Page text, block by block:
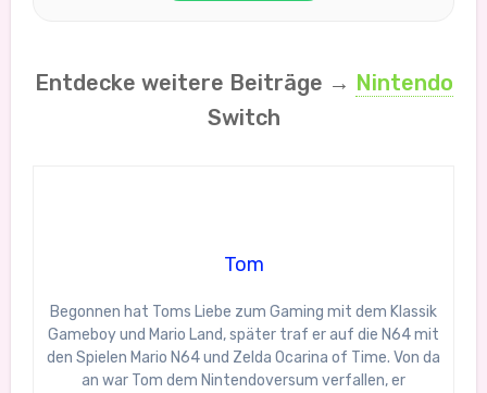
Entdecke weitere Beiträge → Nintendo
Switch
Tom
Begonnen hat Toms Liebe zum Gaming mit dem Klassik
Gameboy und Mario Land, später traf er auf die N64 mit
den Spielen Mario N64 und Zelda Ocarina of Time. Von da
an war Tom dem Nintendoversum verfallen, er